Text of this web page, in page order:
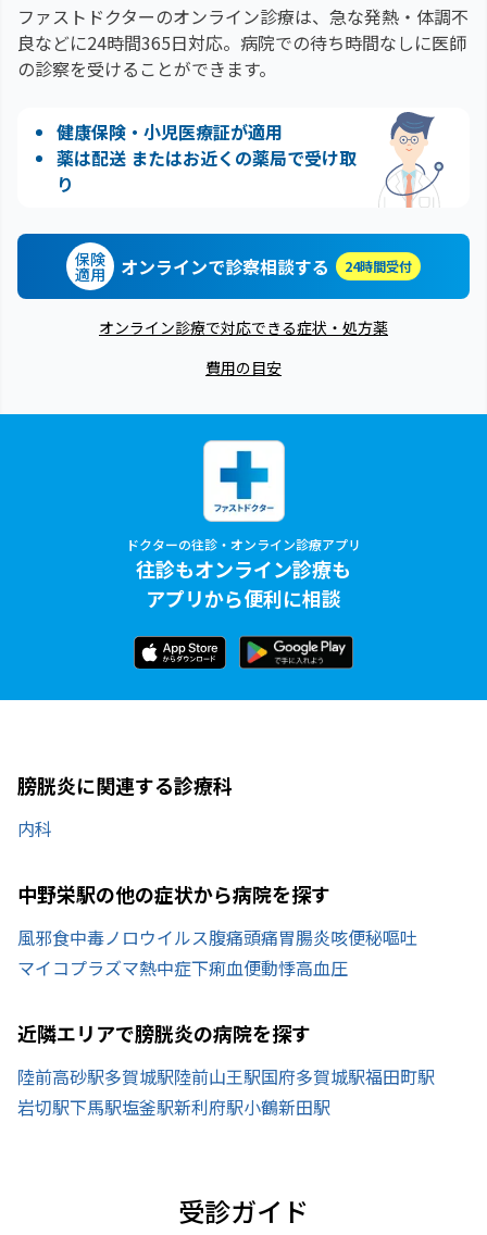
ファストドクターのオンライン診療は、急な発熱・体調不
良などに24時間365日対応。 病院での待ち時間なしに医師
の診察を受けることができます。
健康保険・小児医療証が適用
薬は配送 またはお近くの薬局で受け取
り
保険
適用 オンラインで診察相談する 24時間受付
オンライン診療で対応できる症状・処方薬
費用の目安
ドクターの往診・オンライン診療アプリ
往診もオンライン診療も
アプリから便利に相談
膀胱炎に関連する診療科
内科
中野栄駅の他の症状から病院を探す
風邪食中毒ノロウイルス腹痛頭痛胃腸炎咳便秘嘔吐
マイコプラズマ熱中症下痢血便動悸高血圧
近隣エリアで膀胱炎の病院を探す
陸前高砂駅多賀城駅陸前山王駅国府多賀城駅福田町駅
岩切駅下馬駅塩釜駅新利府駅小鶴新田駅
受診ガイド